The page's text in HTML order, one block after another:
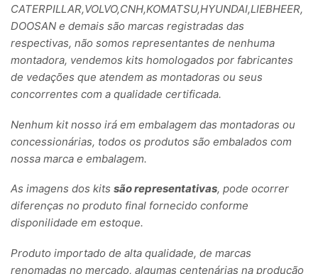
CATERPILLAR,VOLVO,CNH,KOMATSU,HYUNDAI,LIEBHEER,
DOOSAN e demais são marcas registradas das
respectivas, não somos representantes de nenhuma
montadora, vendemos kits homologados por fabricantes
de vedações que atendem as montadoras ou seus
concorrentes com a qualidade certificada.
Nenhum kit nosso irá em embalagem das montadoras ou
concessionárias, todos os produtos são embalados com
nossa marca e embalagem.
As imagens dos kits são representativas, pode ocorrer
diferenças no produto final fornecido conforme
disponilidade em estoque.
Produto importado de alta qualidade, de marcas
renomadas no mercado, algumas centenárias na produção